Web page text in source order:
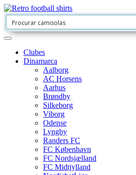
Clubes
Dinamarca
Aalborg
AC Horsens
Aarhus
Brøndby
Silkeborg
Viborg
Odense
Lyngby
Randers FC
FC København
FC Nordsjælland
FC Midtjylland